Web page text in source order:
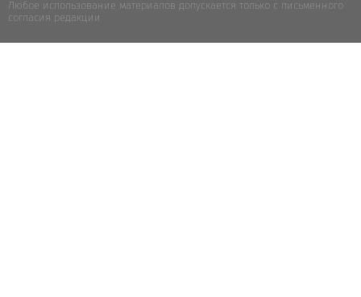
Любое использование материалов допускается только с письменного
согласия редакции.